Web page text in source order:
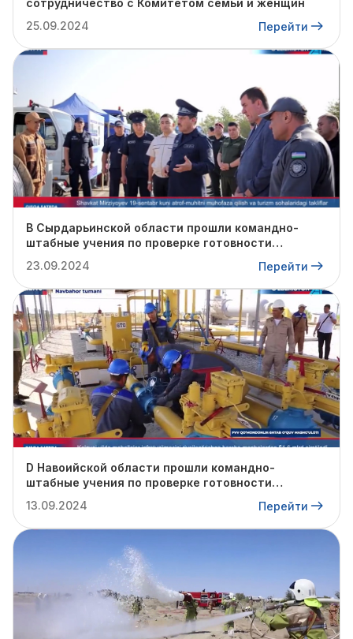
сотрудничество с Комитетом семьи и женщин
25.09.2024
Перейти
В Сырдарьинской области прошли командно-
штабные учения по проверке готовности
отопительному сезону.
23.09.2024 Перейти
D Навоийской области прошли командно-
штабные учения по проверке готовности
отопительному сезону.
13.09.2024 Перейти